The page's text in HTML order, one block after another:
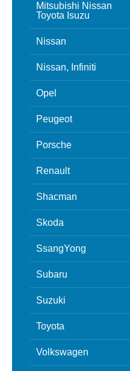
Mitsubishi Nissan
Toyota Isuzu
Nissan
Nissan, Infiniti
Opel
Peugeot
Porsche
Renault
Shacman
Skoda
SsangYong
Subaru
Suzuki
Toyota
Volkswagen